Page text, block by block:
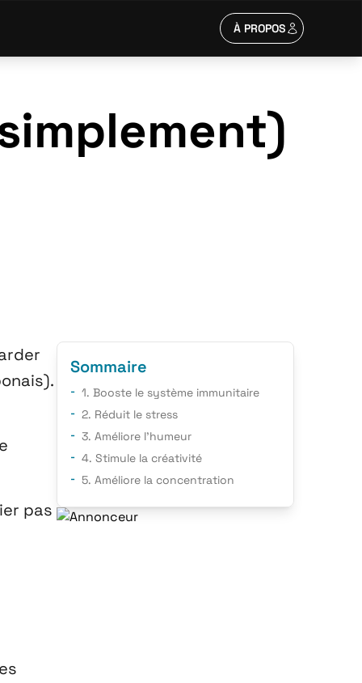
À PROPOS
pas
Sommaire
1. Booste le système immunitaire
2. Réduit le stress
3. Améliore l’humeur
4. Stimule la créativité
5. Améliore la concentration